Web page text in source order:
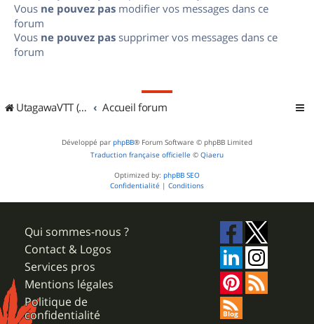
Vous ne pouvez pas modifier vos messages dans ce
forum
Vous ne pouvez pas supprimer vos messages dans ce
forum
UtagawaVTT (Randos VTT et VTTAE avec traces GPS) Accueil forum
Développé par phpBB® Forum Software © phpBB Limited
Traduction française officielle © Qiaeru
Optimized by: phpBB SEO
Confidentialité | Conditions
Qui sommes-nous ?
Contact & Logos
Services pros
Mentions légales
Politique de
confidentialité